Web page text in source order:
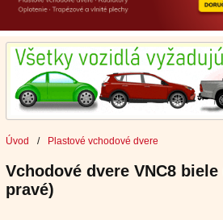
Úvod / Plastové vchodové dvere
Vchodové dvere VNC8 biele
pravé)